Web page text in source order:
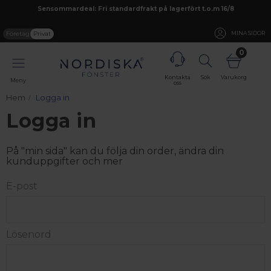
Sensommardeal: Fri standardfrakt på lagerfört t.o.m 16/8
Företag Privat MINA SIDOR
Meny
Kontakta
oss
Sök
0
Varukorg
Hem Logga in
Logga in
På "min sida" kan du följa din order, ändra din
kunduppgifter och mer
E-post
Lösenord